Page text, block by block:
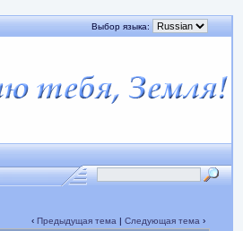
Выбор языка:
‹ Предыдущая тема | Следующая тема ›